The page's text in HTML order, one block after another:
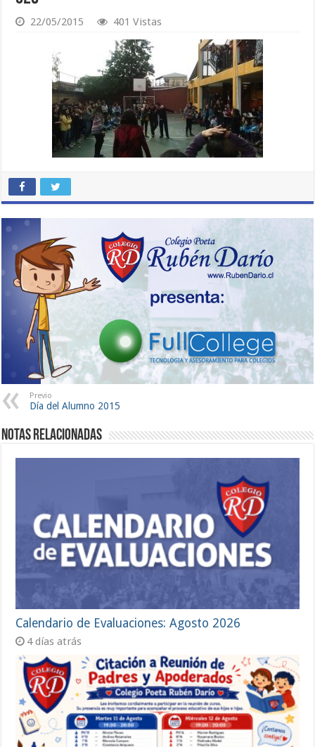
22/05/2015 401 Vistas
Previo
Día del Alumno 2015
Notas Relacionadas
Calendario de Evaluaciones: Agosto 2026
4 días atrás